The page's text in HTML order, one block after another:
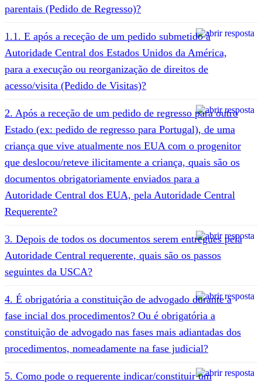
parentais (Pedido de Regresso)?
1.1. E após a receção de um pedido submetido à
Autoridade Central dos Estados Unidos da América,
para a execução ou reorganização de direitos de
acesso/visita (Pedido de Visitas)?
2. Após a receção de um pedido de regresso para outro
Estado (ex: pedido de regresso para Portugal), de uma
criança que vive atualmente nos EUA com o progenitor
que deslocou/reteve ilicitamente a criança, quais são os
documentos obrigatoriamente enviados para a
Autoridade Central dos EUA, pela Autoridade Central
Requerente?
3. Depois de todos os documentos serem entregues pela
Autoridade Central requerente, quais são os passos
seguintes da USCA?
4. É obrigatória a constituição de advogado durante a
fase incial dos procedimentos? Ou é obrigatória a
constituição de advogado nas fases mais adiantadas dos
procedimentos, nomeadamente na fase judicial?
5. Como pode o requerente indicar/constituir um